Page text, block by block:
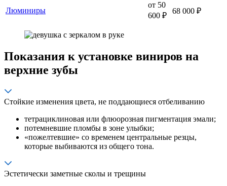
Люминиры
от 50
600 ₽
68 000 ₽
Показания к установке виниров на
верхние зубы
Стойкие изменения цвета, не поддающиеся отбеливанию
тетрациклиновая или флюорозная пигментация эмали;
потемневшие пломбы в зоне улыбки;
«пожелтевшие» со временем центральные резцы,
которые выбиваются из общего тона.
Эстетически заметные сколы и трещины